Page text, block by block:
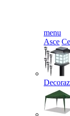
menu
Asce